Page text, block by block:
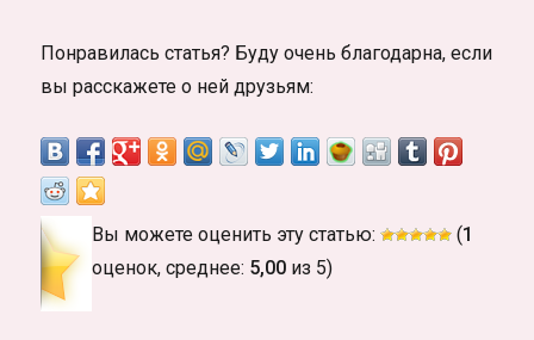
Понравилась статья? Буду очень благодарна, если
вы расскажете о ней друзьям:
Вы можете оценить эту статью: (1
оценок, среднее: 5,00 из 5)